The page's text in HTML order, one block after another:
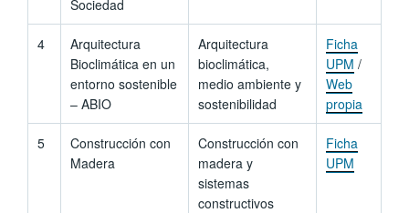
Sociedad
4
Arquitectura
Bioclimática en un
entorno sostenible
– ABIO
Arquitectura
bioclimática,
medio ambiente y
sostenibilidad
Ficha
UPM /
Web
propia
5
Construcción con
Madera
Construcción con
madera y
sistemas
constructivos
Ficha
UPM